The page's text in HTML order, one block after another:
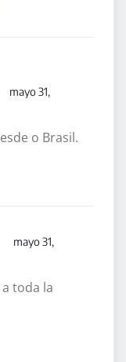
mayo 31,
o Brasil.
mayo 31,
toda la